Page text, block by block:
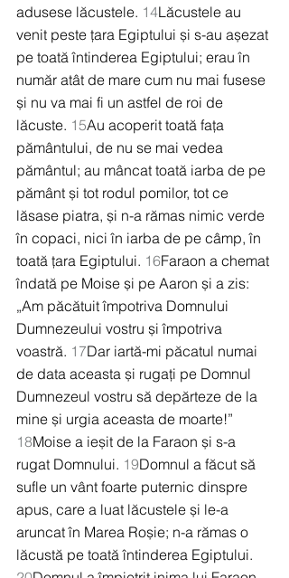
adusese lăcustele. 14Lăcustele au
venit peste țara Egiptului și s-au așezat
pe toată întinderea Egiptului; erau în
număr atât de mare cum nu mai fusese
și nu va mai fi un astfel de roi de
lăcuste. 15Au acoperit toată fața
pământului, de nu se mai vedea
pământul; au mâncat toată iarba de pe
pământ și tot rodul pomilor, tot ce
lăsase piatra, și n-a rămas nimic verde
în copaci, nici în iarba de pe câmp, în
toată țara Egiptului. 16Faraon a chemat
îndată pe Moise și pe Aaron și a zis:
„Am păcătuit împotriva Domnului
Dumnezeului vostru și împotriva
voastră. 17Dar iartă-mi păcatul numai
de data aceasta și rugați pe Domnul
Dumnezeul vostru să depărteze de la
mine și urgia aceasta de moarte!”
18Moise a ieșit de la Faraon și s-a
rugat Domnului. 19Domnul a făcut să
sufle un vânt foarte puternic dinspre
apus, care a luat lăcustele și le-a
aruncat în Marea Roșie; n-a rămas o
lăcustă pe toată întinderea Egiptului.